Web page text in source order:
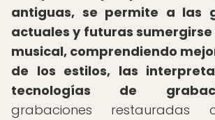
antiguas, se permite a las
actuales y futuras sumergirse
musical, comprendiendo
de los estilos, las
tecnologías de
grabaciones restauradas